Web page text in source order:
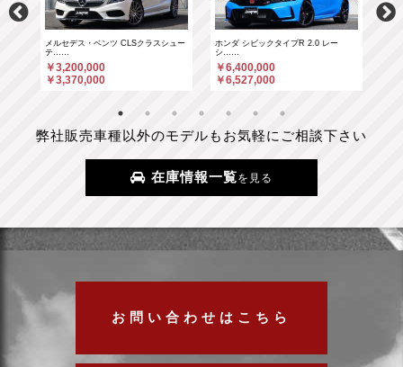
メルセデス・ベンツ CLSクラスシュー
テ……
￥3,200,000
￥3,370,000
ホンダ シビックタイプR 2.0 レー
シ……
￥6,400,000
￥6,527,000
弊社販売車種以外のモデルもお気軽にご相談下さい
在庫情報一覧を見る
お問い合わせはこちら